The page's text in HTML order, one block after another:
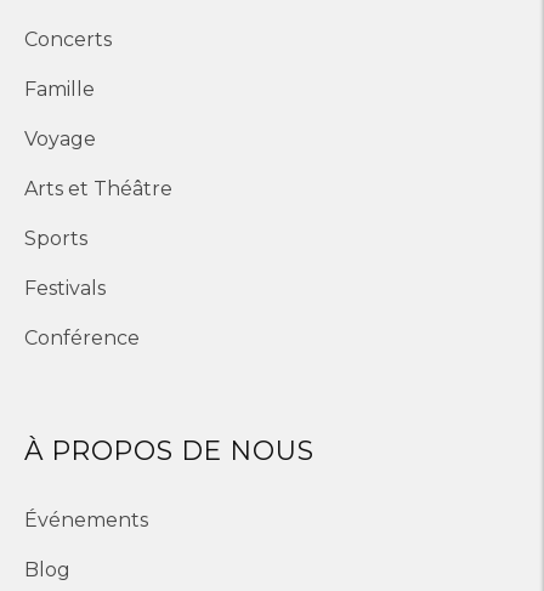
Concerts
Famille
Voyage
Arts et Théâtre
Sports
Festivals
Conférence
À PROPOS DE NOUS
Événements
Blog